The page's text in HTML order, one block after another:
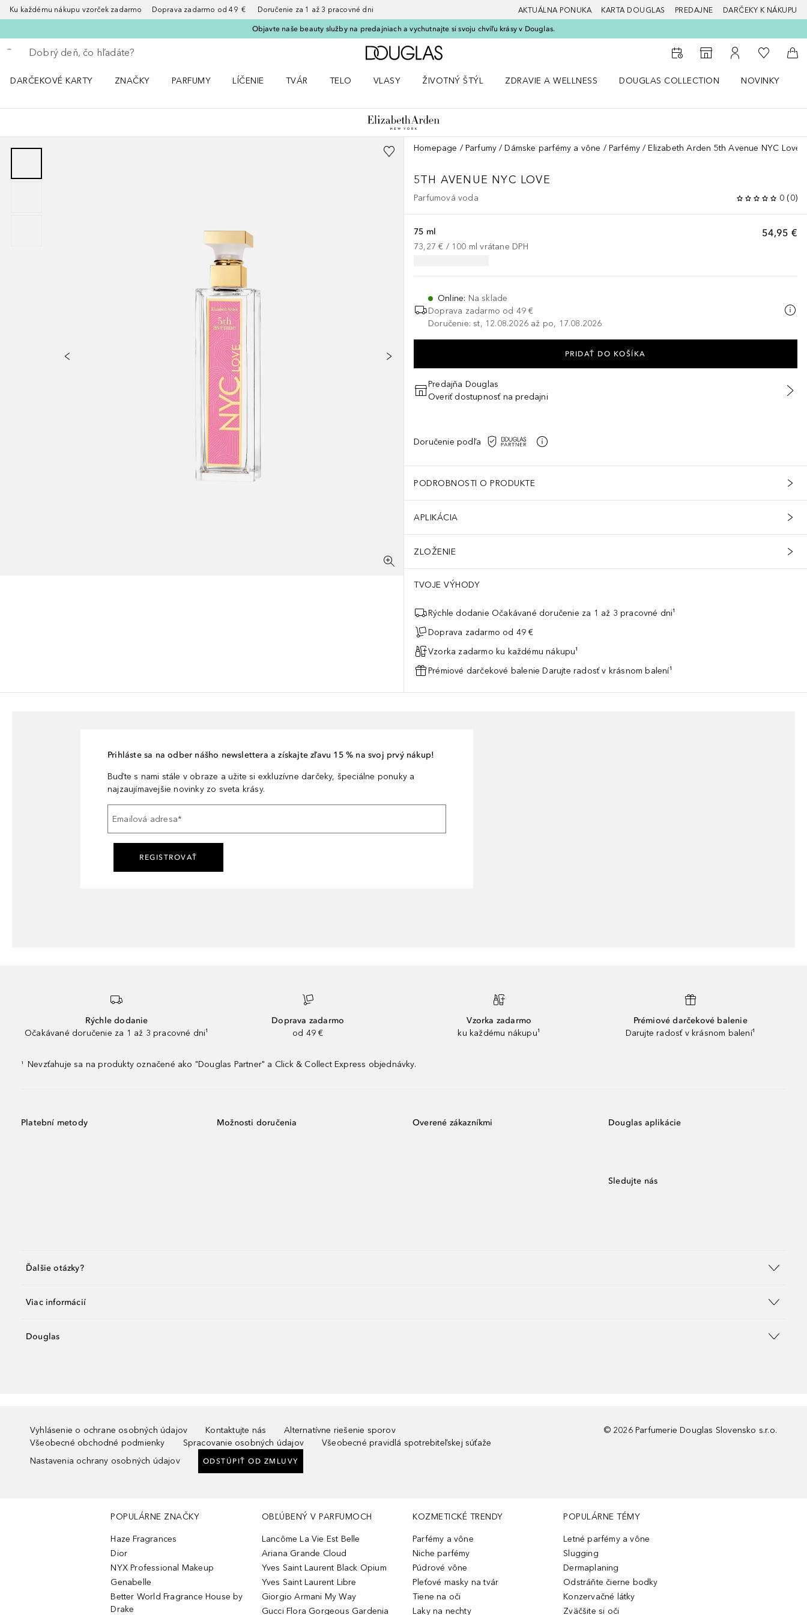
Ku každému nákupu vzorček zadarmo Doprava zadarmo od 49 € Doručenie za 1 až 3 pracovné dni AKTUÁLNA PONUKA KARTA DOUGLAS PREDAJNE DARČEKY K NÁKUPU
Objavte naše beauty služby na predajniach a vychutnajte si svoju chvíľu krásy v Douglas.
Choď späť
Vykonajte vyhľadávanie
Domov
Do vyhľadávača predajní
Do môjho účtu
Do môjho
Do
DARČEKOVÉ KARTY
ZNAČKY
PARFUMY
LÍČENIE
TVÁR
TELO
VLASY
ŽIVOTNÝ ŠTÝL
ZDRAVIE A WELLNESS
DOUGLAS COLLECTION
NOVINKY
Homepage Parfumy Dámske parfémy a vône Parfémy Elizabeth Arden 5th Avenue NYC Love
5TH AVENUE NYC LOVE
Parfumová voda 0 (0)
54,95 €
75 ml
73,27 € / 100 ml vrátane DPH
Online: Na sklade
Doprava zadarmo od 49 €
Doručenie: st, 12.08.2026 až po, 17.08.2026
PRIDAŤ DO KOŠÍKA
Predajňa Douglas
Overiť dostupnosť na predajni
Doručenie podľa
PODROBNOSTI O PRODUKTE
APLIKÁCIA
ZLOŽENIE
TVOJE VÝHODY
Rýchle dodanie Očakávané doručenie za 1 až 3 pracovné dni¹
Doprava zadarmo od 49 €
Vzorka zadarmo ku každému nákupu¹
Prémiové darčekové balenie Darujte radosť v krásnom balení¹
Prihláste sa na odber nášho newslettera a získajte zľavu 15 % na svoj prvý nákup!
Buďte s nami stále v obraze a užite si exkluzívne darčeky, špeciálne ponuky a
najzaujímavejšie novinky zo sveta krásy.
Emailová adresa*
REGISTROVAŤ
Rýchle dodanie
Očakávané doručenie za 1 až 3 pracovné dni¹
Doprava zadarmo
od 49 €
Vzorka zadarmo
ku každému nákupu¹
Prémiové darčekové balenie
Darujte radosť v krásnom balení¹
¹ Nevzťahuje sa na produkty označené ako "Douglas Partner" a Click & Collect Express objednávky.
Platební metody Možnosti doručenia Overené zákazníkmi Douglas aplikácie
Sledujte nás
Ďalšie otázky?
Viac informácií
Douglas
Vyhlásenie o ochrane osobných údajov Kontaktujte nás
Alternatívne riešenie sporov
Všeobecné obchodné podmienky
Spracovanie osobných údajov
Všeobecné pravidlá spotrebiteľskej súťaže
Nastavenia ochrany osobných údajov
ODSTÚPIŤ OD ZMLUVY
© 2026 Parfumerie Douglas Slovensko s.r.o.
POPULÁRNE ZNAČKY
Haze Fragrances
Dior
NYX Professional Makeup
Genabelle
Better World Fragrance House by
Drake
OBĽÚBENÝ V PARFUMOCH
Lancôme La Vie Est Belle
Ariana Grande Cloud
Yves Saint Laurent Black Opium
Yves Saint Laurent Libre
Giorgio Armani My Way
Gucci Flora Gorgeous Gardenia
KOZMETICKÉ TRENDY
Parfémy a vône
Niche parfémy
Púdrové vône
Pleťové masky na tvár
Tiene na oči
Laky na nechty
POPULÁRNE TÉMY
Letné parfémy a vône
Slugging
Dermaplaning
Odstráňte čierne bodky
Konzervačné látky
Zväčšite si oči